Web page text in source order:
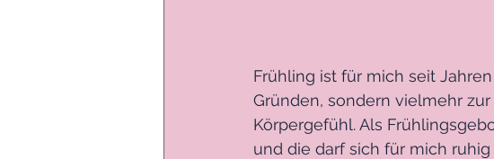
Frühling ist für mich seit
Gründen, sondern vielmehr
Körpergefühl. Als
und die darf sich für mich